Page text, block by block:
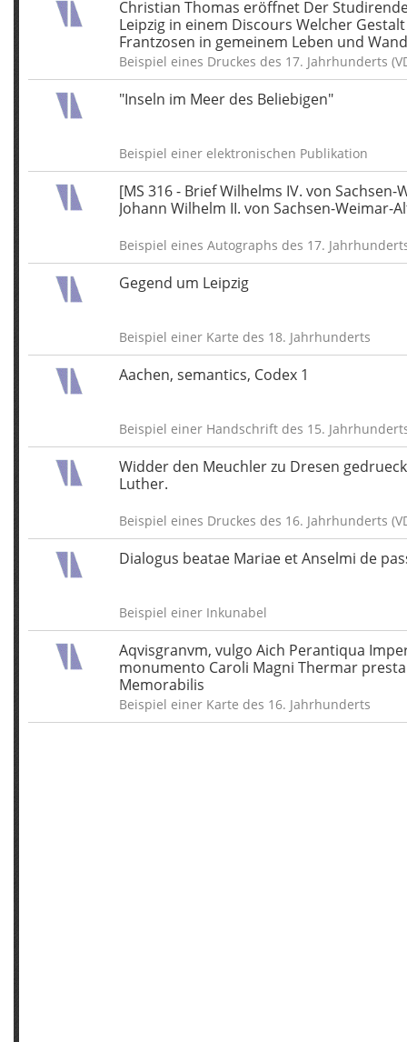
Christian Thomas eröffnet Der
Leipzig in einem Discours Welcher
Frantzosen in gemeinem Leben und
nachahmen solle? ein Collegium über
Grund-
Beispiel eines Druckes des 17. Jahrhunderts
"Inseln im Meer des Beliebigen"
Beispiel einer elektronischen Publikation
[MS 316 - Brief Wilhelms IV. von Sachsen-
Johann Wilhelm II. von Sachsen-Weimar-
Beispiel eines Autographs des 17.
Gegend um Leipzig
Beispiel einer Karte des 18. Jahrhunderts
Aachen, semantics, Codex 1
Beispiel einer Handschrift des 15.
Widder den Meuchler zu Dresen
Luther.
Beispiel eines Druckes des 16. Jahrhunderts
Dialogus beatae Mariae et Anselmi de
Beispiel einer Inkunabel
Aqvisgranvm, vulgo Aich Perantiqua
monumento Caroli Magni Thermar
Memorabilis
Beispiel einer Karte des 16. Jahrhunderts